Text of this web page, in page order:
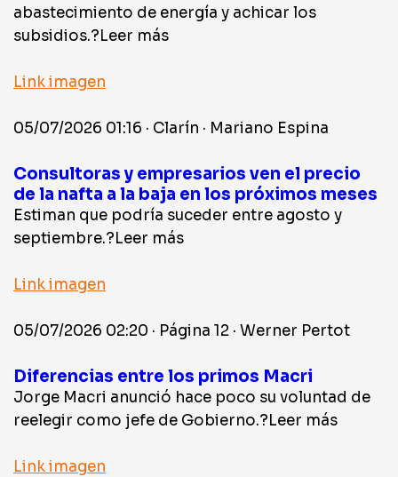
abastecimiento de energía y achicar los
subsidios.?Leer más
Link imagen
05/07/2026 01:16 · Clarín · Mariano Espina
Consultoras y empresarios ven el precio
de la nafta a la baja en los próximos meses
Estiman que podría suceder entre agosto y
septiembre.?Leer más
Link imagen
05/07/2026 02:20 · Página 12 · Werner Pertot
Diferencias entre los primos Macri
Jorge Macri anunció hace poco su voluntad de
reelegir como jefe de Gobierno.?Leer más
Link imagen